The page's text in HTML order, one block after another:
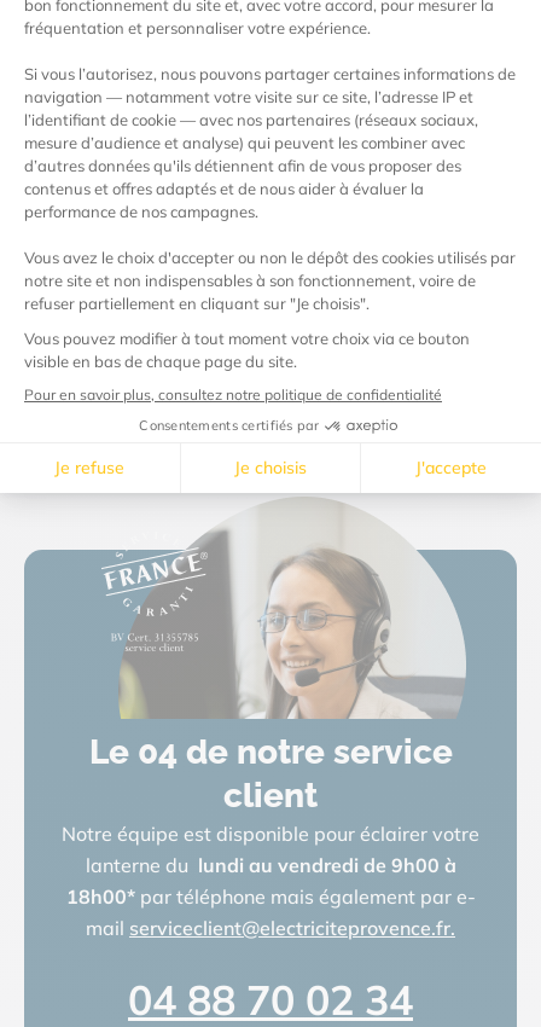
Qu’est-ce qu’EcoWatt, la météo de l’électricité ?
Quelle différence entre l’offre d’Électricité de
Provence et l’offre d’EDF, fixée sur le tarif
réglementé de l’électricité ?
Professionnel, entreprise ou collectivité, vous
déménagez : comment installer l’électricité dans
vos futurs locaux ?
Comment savoir si je suis en option Base ou en
Heures Pleines / Heures Creuses ?
Le 04 de notre service
client
Notre équipe est disponible pour éclairer votre
lanterne du lundi au vendredi de 9h00 à
18h00* par téléphone mais également par e-
mail serviceclient@electriciteprovence.fr.
04 88 70 02 34